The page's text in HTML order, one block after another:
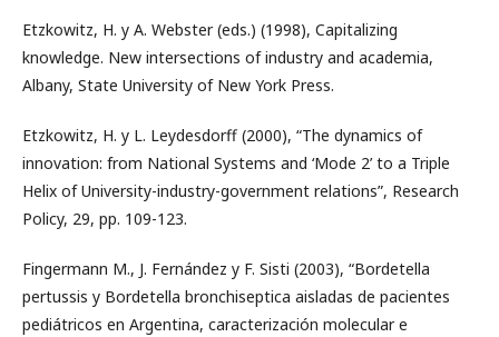
Etzkowitz, H. y A. Webster (eds.) (1998), Capitalizing
knowledge. New intersections of industry and academia,
Albany, State University of New York Press.
Etzkowitz, H. y L. Leydesdorff (2000), “The dynamics of
innovation: from National Systems and ‘Mode 2’ to a Triple
Helix of University-industry-government relations”, Research
Policy, 29, pp. 109-123.
Fingermann M., J. Fernández y F. Sisti (2003), “Bordetella
pertussis y Bordetella bronchiseptica aisladas de pacientes
pediátricos en Argentina, caracterización molecular e